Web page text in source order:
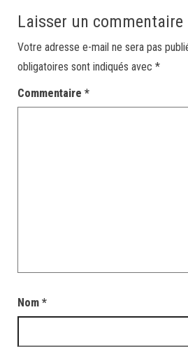
Laisser un commentaire
Votre adresse e-mail ne sera pas
obligatoires sont indiqués avec *
Commentaire *
Nom *